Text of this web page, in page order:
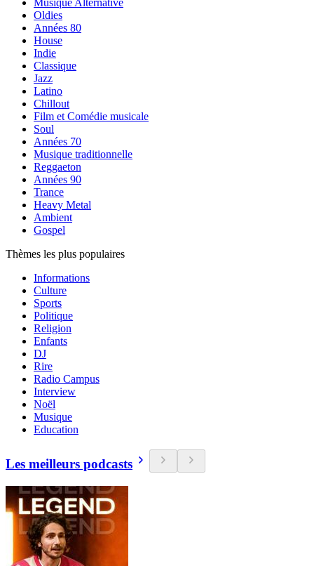
Musique Alternative
Oldies
Années 80
House
Indie
Classique
Jazz
Latino
Chillout
Film et Comédie musicale
Soul
Années 70
Musique traditionnelle
Reggaeton
Années 90
Trance
Heavy Metal
Ambient
Gospel
Thèmes les plus populaires
Informations
Culture
Sports
Politique
Religion
Enfants
DJ
Rire
Radio Campus
Interview
Noël
Musique
Education
Les meilleurs podcasts